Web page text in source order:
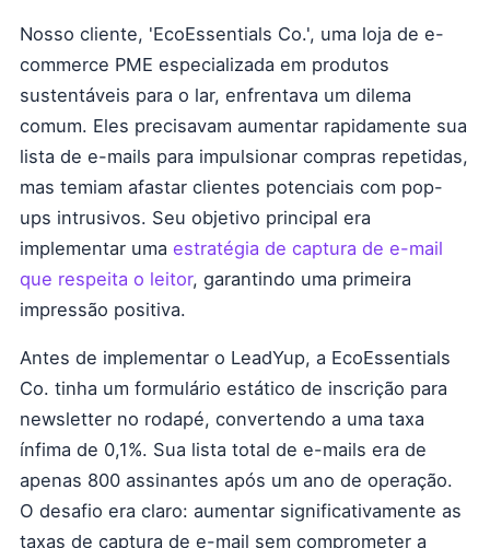
Nosso cliente, 'EcoEssentials Co.', uma loja de e-
commerce PME especializada em produtos
sustentáveis para o lar, enfrentava um dilema
comum. Eles precisavam aumentar rapidamente sua
lista de e-mails para impulsionar compras repetidas,
mas temiam afastar clientes potenciais com pop-
ups intrusivos. Seu objetivo principal era
implementar uma estratégia de captura de e-mail
que respeita o leitor, garantindo uma primeira
impressão positiva.
Antes de implementar o LeadYup, a EcoEssentials
Co. tinha um formulário estático de inscrição para
newsletter no rodapé, convertendo a uma taxa
ínfima de 0,1%. Sua lista total de e-mails era de
apenas 800 assinantes após um ano de operação.
O desafio era claro: aumentar significativamente as
taxas de captura de e-mail sem comprometer a